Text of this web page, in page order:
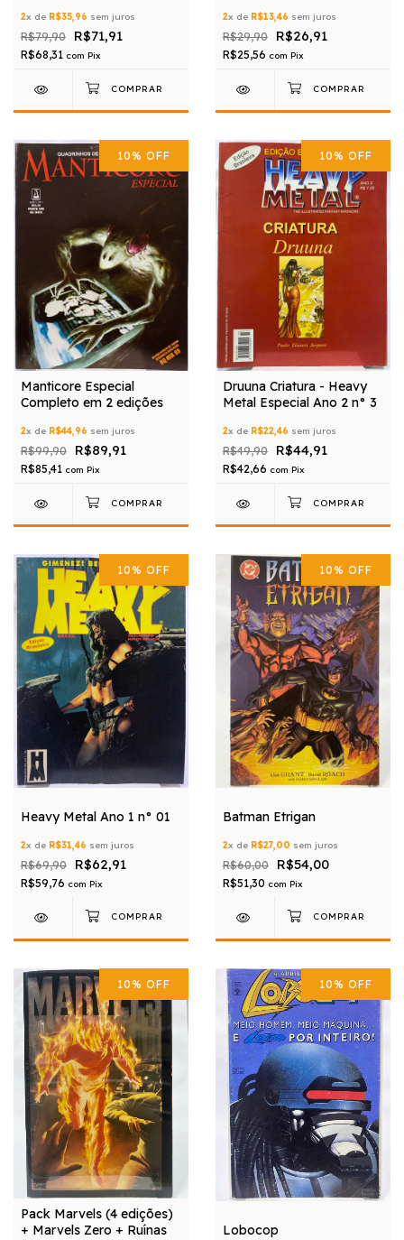
2x de R$35,96 sem juros
R$79,90 R$71,91
R$68,31 com Pix
2x de R$13,46 sem juros
R$29,90 R$26,91
R$25,56 com Pix
10% OFF
Manticore Especial
Completo em 2 edições
2x de R$44,96 sem juros
R$99,90 R$89,91
R$85,41 com Pix
10% OFF
Druuna Criatura - Heavy
Metal Especial Ano 2 n° 3
2x de R$22,46 sem juros
R$49,90 R$44,91
R$42,66 com Pix
10% OFF
Heavy Metal Ano 1 n° 01
2x de R$31,46 sem juros
R$69,90 R$62,91
R$59,76 com Pix
10% OFF
Batman Etrigan
2x de R$27,00 sem juros
R$60,00 R$54,00
R$51,30 com Pix
10% OFF
Pack Marvels (4 edições)
+ Marvels Zero + Ruínas
10% OFF
Lobocop